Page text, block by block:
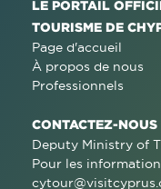
LE PORTAIL
TOURISME DE
Page d'accueil
À propos de nous
Professionnels
CONTACTEZ-NOUS
Deputy Ministry of
Pour les